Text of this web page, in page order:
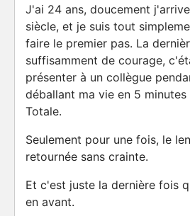
J'ai 24 ans, doucement
siècle, et je suis tout
faire le premier pas. La
suffisamment de courage,
présenter à un collègue
déballant ma vie en 5
Totale.
Seulement pour une fois, le
retournée sans crainte.
Et c'est juste la dernière fois
en avant.